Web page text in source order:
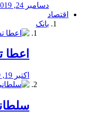
دسامبر 24, 2019
اقتصاد
بانک
️اعطا
اکتبر 19, 2019